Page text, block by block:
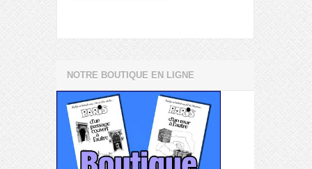
NOTRE BOUTIQUE EN LIGNE